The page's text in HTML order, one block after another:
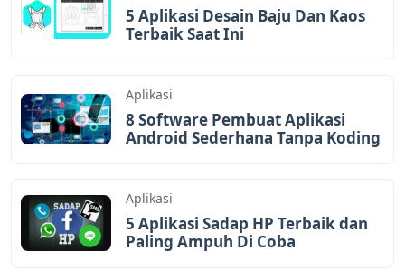
5 Aplikasi Desain Baju Dan Kaos
Terbaik Saat Ini
Aplikasi
8 Software Pembuat Aplikasi
Android Sederhana Tanpa Koding
Aplikasi
5 Aplikasi Sadap HP Terbaik dan
Paling Ampuh Di Coba